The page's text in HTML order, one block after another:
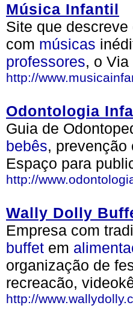
Música Infantil
Site que descreve
com músicas
professores, o Via
http://
Odontologia
Guia de
bebês, prevenção
Espaço para
http://
Wally Dolly
Empresa com
buffet em
organização de
recreacão,
http://